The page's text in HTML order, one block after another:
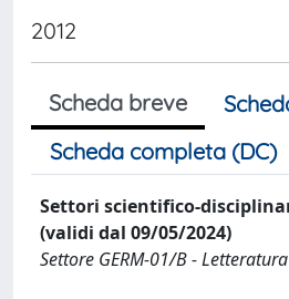
2012
Scheda breve
Scheda completa (DC)
Settori scientifico-
(validi dal 09/05/2024)
Settore GERM-01/B -